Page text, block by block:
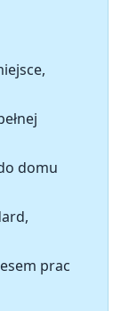
domu
prac